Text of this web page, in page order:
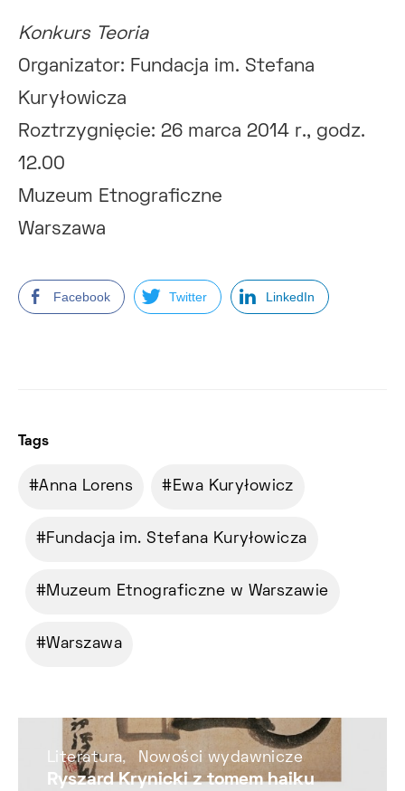
Konkurs Teoria
Organizator: Fundacja im. Stefana
Kuryłowicza
Roztrzygnięcie: 26 marca 2014 r., godz.
12.00
Muzeum Etnograficzne
Warszawa
Facebook Twitter LinkedIn
Tags
Anna Lorens Ewa Kuryłowicz
Fundacja im. Stefana Kuryłowicza
Muzeum Etnograficzne w Warszawie
Warszawa
Literatura Nowości wydawnicze
Ryszard Krynicki z tomem haiku